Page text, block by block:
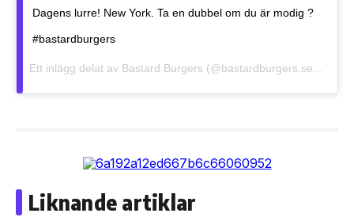
Dagens lurre! New York. Ta en dubbel om du är modig ?
#bastardburgers
Ett inlägg delat av Bastard Burgers (@bastardburgers.se)
Liknande artiklar